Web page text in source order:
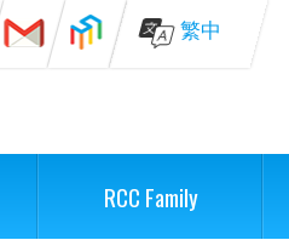
繁中
RCC Family